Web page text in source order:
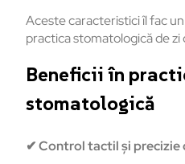
Aceste caracteristici îl fac
practica stomatologică de zi
Beneficii în
stomatologică
✔Control tactil și precizie